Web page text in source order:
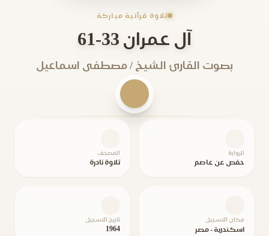
تلاوة قرآنية مباركة
آل عمران 33-61
بصوت القارئ الشيخ / مصطفى اسماعيل
الرواية
حفص عن عاصم
المصحف
تلاوة نادرة
مكان التسجيل
اسكندرية - مصر
تاريخ التسجيل
1964